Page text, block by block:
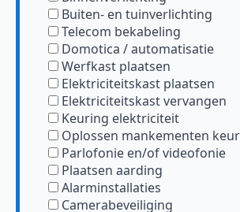
Buiten- en tuinverlichting
Telecom bekabeling
Domotica / automatisatie
Werfkast plaatsen
Elektriciteitskast plaatsen
Elektriciteitskast vervangen
Keuring elektriciteit
Oplossen mankementen
Parlofonie en/of videofonie
Plaatsen aarding
Alarminstallaties
Camerabeveiliging